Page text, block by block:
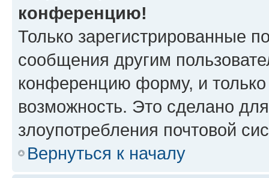
конференцию!
Только зарегистрированные
сообщения другим
конференцию форму, и
возможность. Это сделано
злоупотребления почтовой
Вернуться к началу